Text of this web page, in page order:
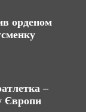
орденом
–
Європи